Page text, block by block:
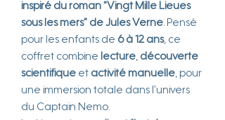
inspiré du roman “Vingt Mille Lieues
sous les mers” de Jules Verne. Pensé
pour les enfants de 6 à 12 ans, ce
coffret combine lecture, découverte
scientifique et activité manuelle, pour
une immersion totale dans l’univers
du Captain Nemo.